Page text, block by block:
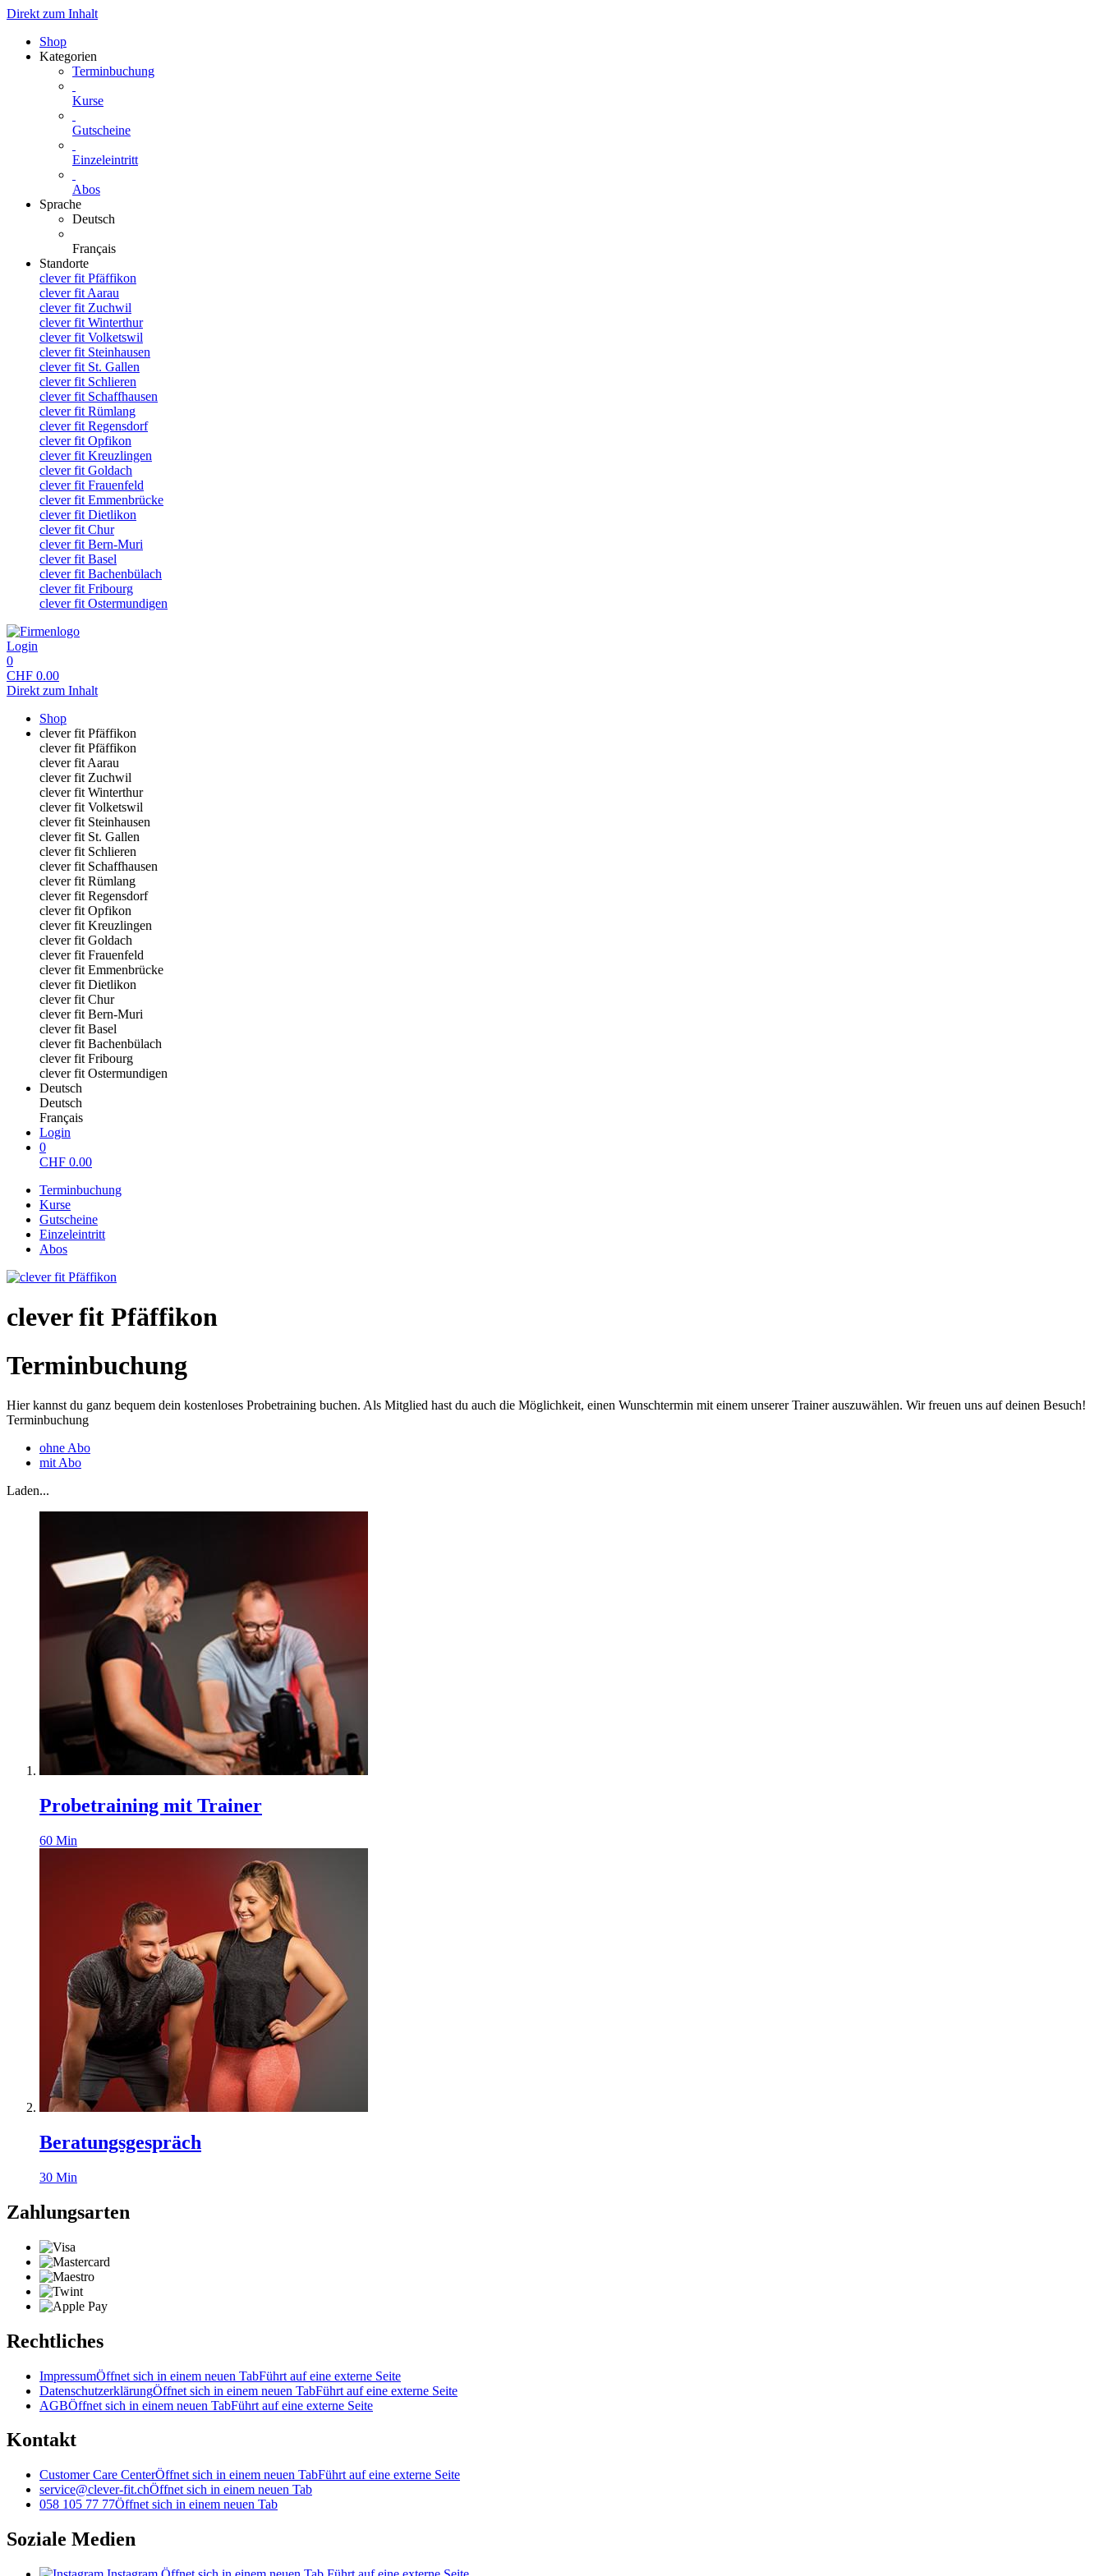
Direkt zum Inhalt
Shop
Kategorien
Terminbuchung
Kurse
Gutscheine
Einzeleintritt
Abos
Sprache
Deutsch
Français
Standorte
clever fit Pfäffikon
clever fit Aarau
clever fit Zuchwil
clever fit Winterthur
clever fit Volketswil
clever fit Steinhausen
clever fit St. Gallen
clever fit Schlieren
clever fit Schaffhausen
clever fit Rümlang
clever fit Regensdorf
clever fit Opfikon
clever fit Kreuzlingen
clever fit Goldach
clever fit Frauenfeld
clever fit Emmenbrücke
clever fit Dietlikon
clever fit Chur
clever fit Bern-Muri
clever fit Basel
clever fit Bachenbülach
clever fit Fribourg
clever fit Ostermundigen
Login
0
CHF 0.00
Direkt zum Inhalt
Shop
clever fit Pfäffikon
clever fit Pfäffikon
clever fit Aarau
clever fit Zuchwil
clever fit Winterthur
clever fit Volketswil
clever fit Steinhausen
clever fit St. Gallen
clever fit Schlieren
clever fit Schaffhausen
clever fit Rümlang
clever fit Regensdorf
clever fit Opfikon
clever fit Kreuzlingen
clever fit Goldach
clever fit Frauenfeld
clever fit Emmenbrücke
clever fit Dietlikon
clever fit Chur
clever fit Bern-Muri
clever fit Basel
clever fit Bachenbülach
clever fit Fribourg
clever fit Ostermundigen
Deutsch
Deutsch
Français
Login
0
CHF 0.00
Terminbuchung
Kurse
Gutscheine
Einzeleintritt
Abos
clever fit Pfäffikon
Terminbuchung
Hier kannst du ganz bequem dein kostenloses Probetraining buchen. Als Mitglied hast du auch die Möglichkeit, einen Wunschtermin mit einem unserer Trainer auszuwählen. Wir freuen uns auf deinen Besuch!
Terminbuchung
ohne Abo
mit Abo
Laden...
Probetraining mit Trainer
60 Min
Beratungsgespräch
30 Min
Zahlungsarten
Rechtliches
ImpressumÖffnet sich in einem neuen TabFührt auf eine externe Seite
DatenschutzerklärungÖffnet sich in einem neuen TabFührt auf eine externe Seite
AGBÖffnet sich in einem neuen TabFührt auf eine externe Seite
Kontakt
Customer Care CenterÖffnet sich in einem neuen TabFührt auf eine externe Seite
service@clever-fit.chÖffnet sich in einem neuen Tab
058 105 77 77Öffnet sich in einem neuen Tab
Soziale Medien